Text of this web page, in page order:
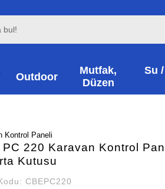
Outdoor
Mutfak,
Düzen
Su
Kontrol Paneli
PC 220 Karavan Kontrol
Kutusu
CBEPC220